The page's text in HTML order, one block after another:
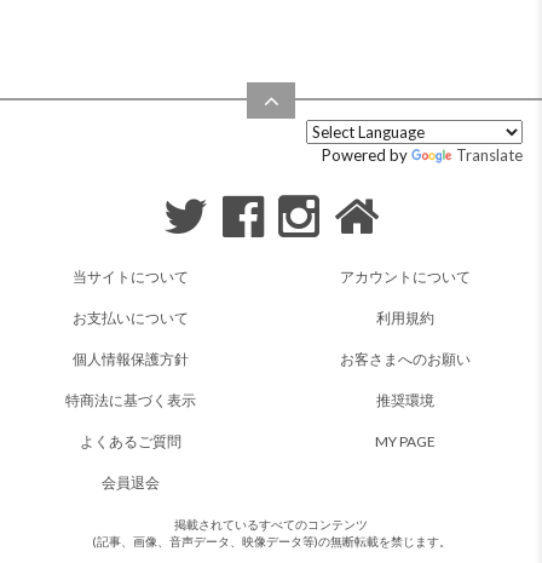
Powered by Translate
当サイトについて アカウントについて
お支払いについて 利用規約
個人情報保護方針 お客さまへのお願い
特商法に基づく表示 推奨環境
よくあるご質問 MY PAGE
会員退会
掲載されているすべてのコンテンツ
(記事、画像、音声データ、映像データ等)の無断転載を禁じます。